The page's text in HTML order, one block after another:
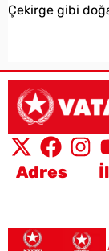
Çekirge gibi
Adres